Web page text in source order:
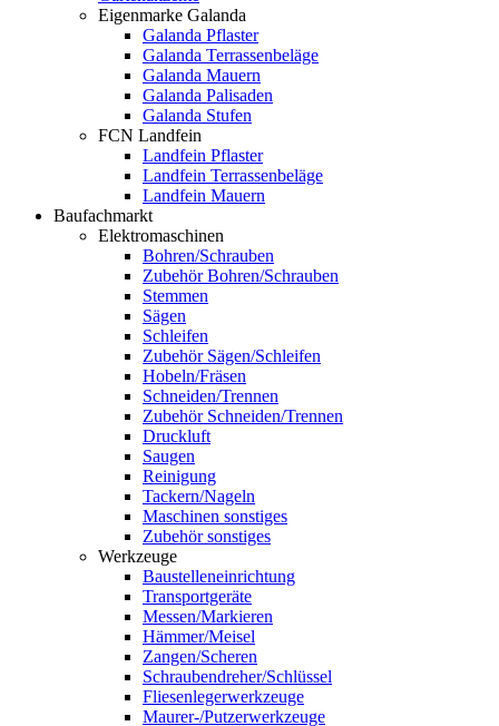
Eigenmarke Galanda
Galanda Pflaster
Galanda Terrassenbeläge
Galanda Mauern
Galanda Palisaden
Galanda Stufen
FCN Landfein
Landfein Pflaster
Landfein Terrassenbeläge
Landfein Mauern
Baufachmarkt
Elektromaschinen
Bohren/Schrauben
Zubehör Bohren/Schrauben
Stemmen
Sägen
Schleifen
Zubehör Sägen/Schleifen
Hobeln/Fräsen
Schneiden/Trennen
Zubehör Schneiden/Trennen
Druckluft
Saugen
Reinigung
Tackern/Nageln
Maschinen sonstiges
Zubehör sonstiges
Werkzeuge
Baustelleneinrichtung
Transportgeräte
Messen/Markieren
Hämmer/Meisel
Zangen/Scheren
Schraubendreher/Schlüssel
Fliesenlegerwerkzeuge
Maurer-/Putzerwerkzeuge